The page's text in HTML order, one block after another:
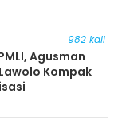
982 kali
Agusman
Kompak